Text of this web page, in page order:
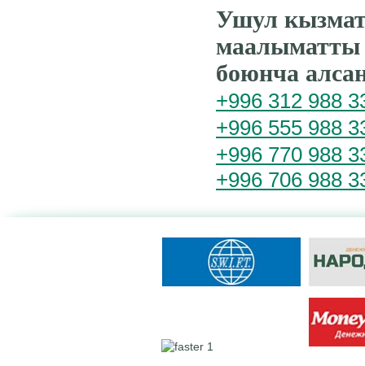
Ушул кызмат
маалыматты
боюнча
+996 312 988
+996 555 988
+996 770 988
+996 706 988